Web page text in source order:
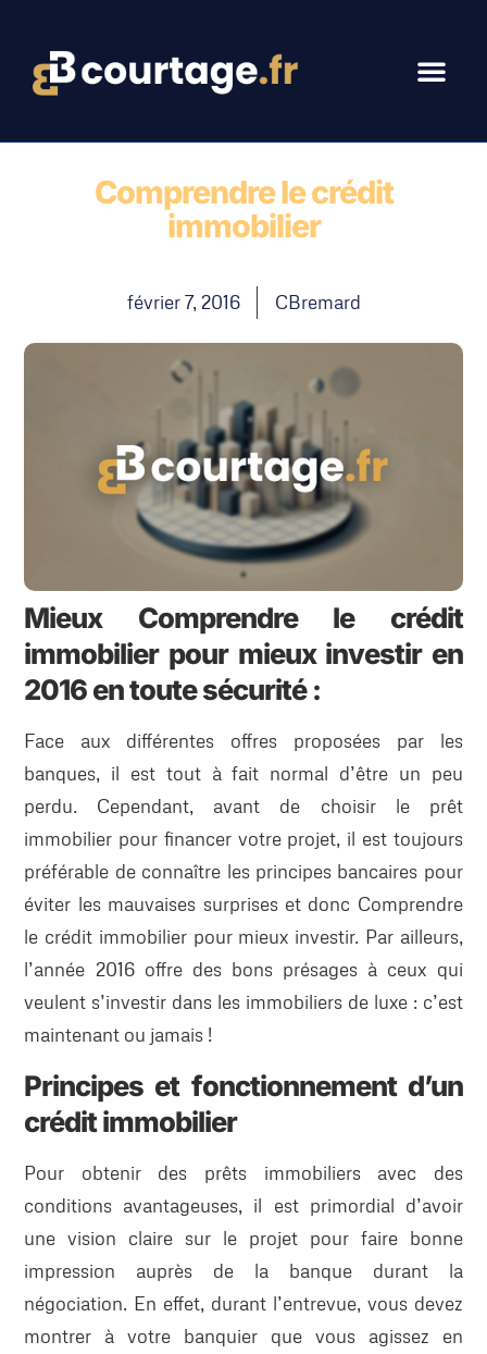
Comprendre le crédit
immobilier
février 7, 2016 CBremard
Mieux Comprendre le crédit
immobilier pour mieux investir en
2016 en toute sécurité :
Face aux différentes offres proposées par les
banques, il est tout à fait normal d’être un peu
perdu. Cependant, avant de choisir le prêt
immobilier pour financer votre projet, il est toujours
préférable de connaître les principes bancaires pour
éviter les mauvaises surprises et donc Comprendre
le crédit immobilier pour mieux investir. Par ailleurs,
l’année 2016 offre des bons présages à ceux qui
veulent s’investir dans les immobiliers de luxe : c’est
maintenant ou jamais !
Principes et fonctionnement d’un
crédit immobilier
Pour obtenir des prêts immobiliers avec des
conditions avantageuses, il est primordial d’avoir
une vision claire sur le projet pour faire bonne
impression auprès de la banque durant la
négociation. En effet, durant l’entrevue, vous devez
montrer à votre banquier que vous agissez en